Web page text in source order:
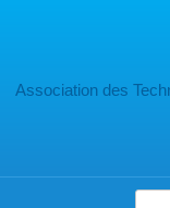
Association des